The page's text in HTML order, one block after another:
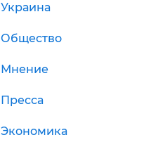
Украина
Общество
Мнение
Пресса
Экономика